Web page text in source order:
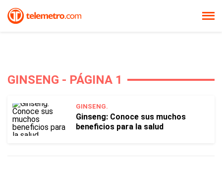
GINSENG - PÁGINA 1
GINSENG.
Ginseng: Conoce sus muchos
beneficios para la salud